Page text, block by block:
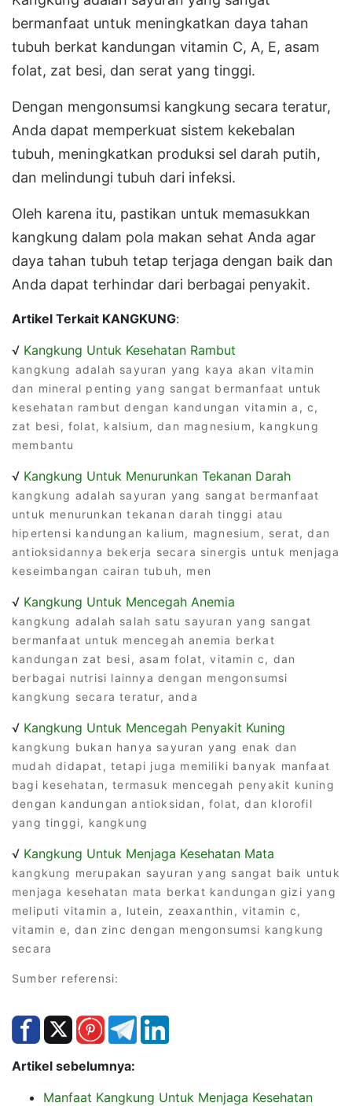
bermanfaat untuk meningkatkan daya tahan
tubuh berkat kandungan vitamin C, A, E, asam
folat, zat besi, dan serat yang tinggi.
Dengan mengonsumsi kangkung secara teratur,
Anda dapat memperkuat sistem kekebalan
tubuh, meningkatkan produksi sel darah putih,
dan melindungi tubuh dari infeksi.
Oleh karena itu, pastikan untuk memasukkan
kangkung dalam pola makan sehat Anda agar
daya tahan tubuh tetap terjaga dengan baik dan
Anda dapat terhindar dari berbagai penyakit.
Artikel Terkait KANGKUNG:
√ Kangkung Untuk Kesehatan Rambut
kangkung adalah sayuran yang kaya akan vitamin
dan mineral penting yang sangat bermanfaat untuk
kesehatan rambut dengan kandungan vitamin a, c,
zat besi, folat, kalsium, dan magnesium, kangkung
membantu
√ Kangkung Untuk Menurunkan Tekanan Darah
kangkung adalah sayuran yang sangat bermanfaat
untuk menurunkan tekanan darah tinggi atau
hipertensi kandungan kalium, magnesium, serat, dan
antioksidannya bekerja secara sinergis untuk menjaga
keseimbangan cairan tubuh, men
√ Kangkung Untuk Mencegah Anemia
kangkung adalah salah satu sayuran yang sangat
bermanfaat untuk mencegah anemia berkat
kandungan zat besi, asam folat, vitamin c, dan
berbagai nutrisi lainnya dengan mengonsumsi
kangkung secara teratur, anda
√ Kangkung Untuk Mencegah Penyakit Kuning
kangkung bukan hanya sayuran yang enak dan
mudah didapat, tetapi juga memiliki banyak manfaat
bagi kesehatan, termasuk mencegah penyakit kuning
dengan kandungan antioksidan, folat, dan klorofil
yang tinggi, kangkung
√ Kangkung Untuk Menjaga Kesehatan Mata
kangkung merupakan sayuran yang sangat baik untuk
menjaga kesehatan mata berkat kandungan gizi yang
meliputi vitamin a, lutein, zeaxanthin, vitamin c,
vitamin e, dan zinc dengan mengonsumsi kangkung
secara
Sumber referensi:
Artikel sebelumnya:
Manfaat Kangkung Untuk Menjaga Kesehatan